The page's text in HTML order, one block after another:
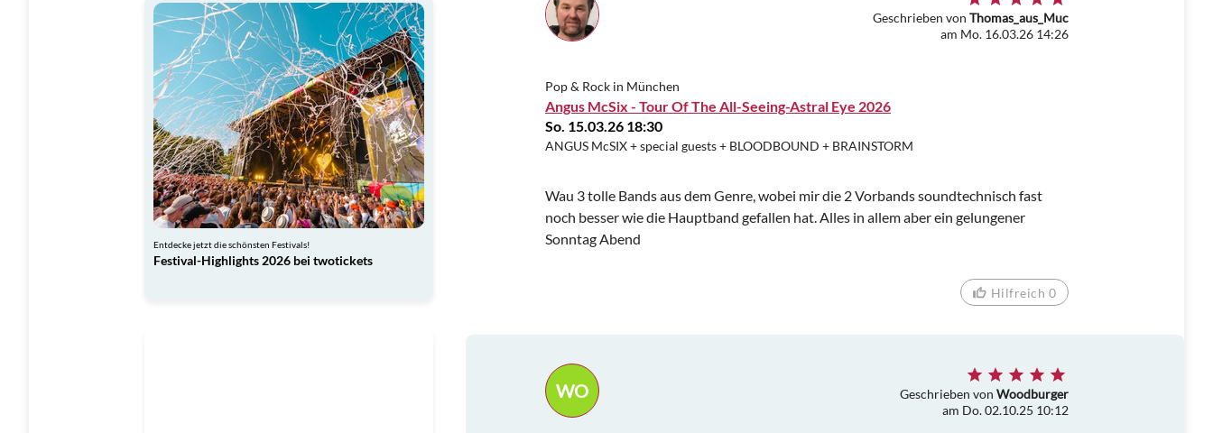
Entdecke jetzt die schönsten Festivals!
Festival-Highlights 2026 bei twotickets
Geschrieben von Thomas_aus_Muc
am Mo. 16.03.26 14:26
Pop & Rock in München
Angus McSix - Tour Of The All-Seeing-Astral Eye 2026
So. 15.03.26 18:30
ANGUS McSIX + special guests + BLOODBOUND + BRAINSTORM
Wau 3 tolle Bands aus dem Genre, wobei mir die 2 Vorbands soundtechnisch fast
noch besser wie die Hauptband gefallen hat. Alles in allem aber ein gelungener
Sonntag Abend
Hilfreich 0
WO Geschrieben von Woodburger
am Do. 02.10.25 10:12